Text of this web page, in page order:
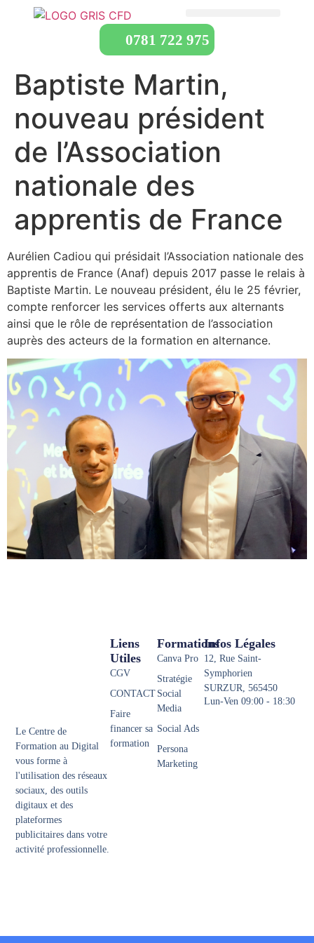
0781 722 975
Baptiste Martin,
nouveau président
de l’Association
nationale des
apprentis de France
Aurélien Cadiou qui présidait l’Association nationale des
apprentis de France (Anaf) depuis 2017 passe le relais à
Baptiste Martin. Le nouveau président, élu le 25 février,
compte renforcer les services offerts aux alternants
ainsi que le rôle de représentation de l’association
auprès des acteurs de la formation en alternance.
Le Centre de
Formation au Digital
vous forme à
l'utilisation des réseaux
sociaux, des outils
digitaux et des
plateformes
publicitaires dans votre
activité professionnelle.
Formations
Canva Pro
Stratégie
Social
Media
Social Ads
Persona
Marketing
Liens
Utiles
CGV
CONTACT
Faire
financer sa
formation
Infos Légales
12, Rue Saint-
Symphorien
SURZUR, 565450
Lun-Ven 09:00 - 18:30